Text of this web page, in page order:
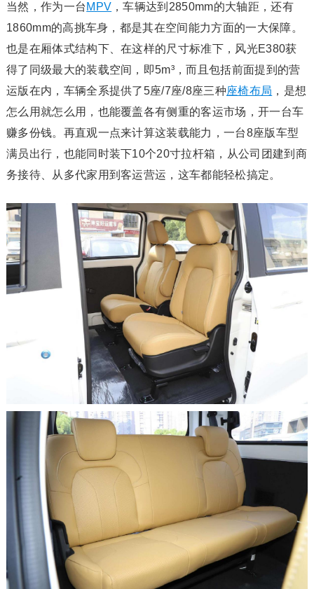
当然，作为一台 MPV ，车辆达到2850mm的大轴距，还有
1860mm的高挑车身，都是其在空间能力方面的一大保障。
也是在厢体式结构下、在这样的尺寸标准下，风光E380获
得了同级最大的装载空间，即5m³，而且包括前面提到的营
运版在内，车辆全系提供了5座/7座/8座三种座椅布局 ，是想
怎么用就怎么用，也能覆盖各有侧重的客运市场，开一台车
赚多份钱。再直观一点来计算这装载能力，一台8座版车型
满员出行，也能同时装下10个20寸拉杆箱，从公司团建到商
务接待、从多代家用到客运营运，这车都能轻松搞定。